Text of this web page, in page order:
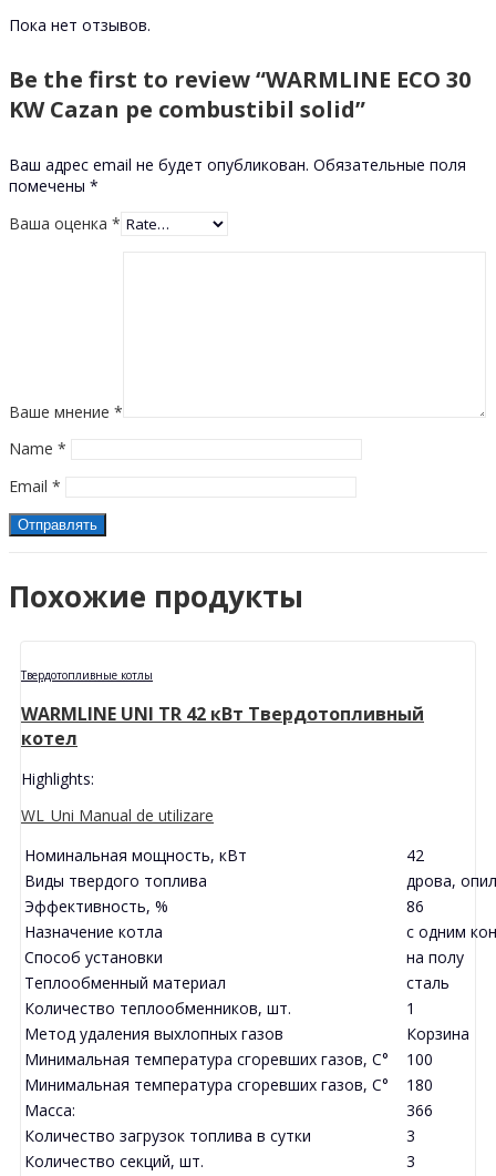
Пока нет отзывов.
Be the first to review “WARMLINE ECO 30
KW Cazan pe combustibil solid”
Ваш адрес email не будет опубликован. Обязательные поля
помечены *
Ваша оценка *
Ваше мнение *
Name *
Email *
Похожие продукты
Твердотопливные котлы
WARMLINE UNI TR 42 кВт Твердотопливный
котел
Highlights:
WL_Uni Manual de utilizare
Номинальная мощность, кВт
42
Виды твердого топлива
дрова,
Эффективность, %
86
Назначение котла
с одним
Способ установки
на полу
Теплообменный материал
сталь
Количество теплообменников, шт.
1
Метод удаления выхлопных газов
Корзина
Минимальная температура сгоревших газов, C°
100
Минимальная температура сгоревших газов, C°
180
Масса:
366
Количество загрузок топлива в сутки
3
Количество секций, шт.
3